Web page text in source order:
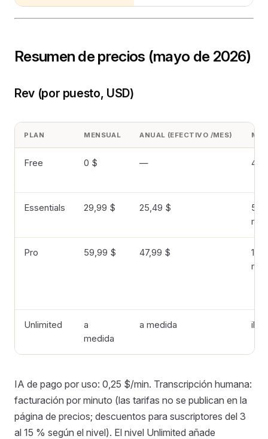
Resumen de precios (mayo de 2026)
Rev (por puesto, USD)
PLAN MENSUAL ANUAL (EFECTIVO /MES)
Free 0 $ — 45
Essentials 29,99 $ 25,49 $
Pro 59,99 $ 47,99 $
Unlimited
a
medida
a medida
IA de pago por uso: 0,25 $/min. Transcripción humana:
facturación por minuto (las tarifas no se publican en la
página de precios; descuentos para suscriptores del 3
al 15 % según el nivel). El nivel Unlimited añade